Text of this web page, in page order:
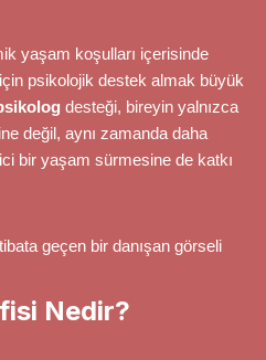
yaşam koşulları içerisinde
psikolojik destek almak büyük
desteği, bireyin yalnızca
değil, aynı zamanda daha
bir yaşam sürmesine de katkı
Nedir?